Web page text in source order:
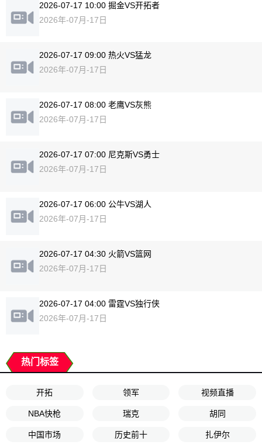
2026-07-17 10:00 掘金VS开拓者
2026年-07月-17日
2026-07-17 09:00 热火VS猛龙
2026年-07月-17日
2026-07-17 08:00 老鹰VS灰熊
2026年-07月-17日
2026-07-17 07:00 尼克斯VS勇士
2026年-07月-17日
2026-07-17 06:00 公牛VS湖人
2026年-07月-17日
2026-07-17 04:30 火箭VS篮网
2026年-07月-17日
2026-07-17 04:00 雷霆VS独行侠
2026年-07月-17日
热门标签
开拓 领军 视频直播
NBA快枪 瑞克 胡同
中国市场 历史前十 扎伊尔